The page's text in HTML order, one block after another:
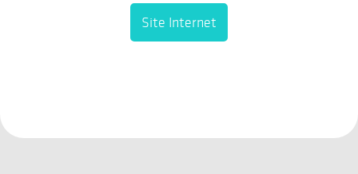
Site Internet